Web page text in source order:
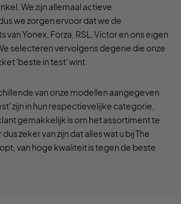
We zijn allemaal actieve
we zorgen ervoor dat we de
Yonex, Forza, RSL, Victor en ons eigen
selecteren vervolgens degene die onze
'beste in test' wint.
van onze modellen aangegeven
zijn in hun respectievelijke categorie,
gemakkelijk is om het assortiment te
zeker van zijn dat alles wat u bij The
van hoge kwaliteit is tegen de beste